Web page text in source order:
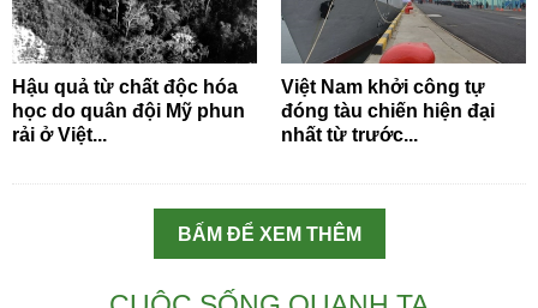
Hậu quả từ chất độc hóa
học do quân đội Mỹ phun
rải ở Việt...
Việt Nam khởi công tự
đóng tàu chiến hiện đại
nhất từ trước...
BẤM ĐỂ XEM THÊM